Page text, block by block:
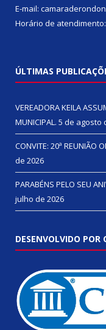
E-mail:
Horário de atendimento:
ÚLTIMAS
VEREADORA KEILA
MUNICIPAL. 5 de agosto
CONVITE: 20ª REUNIÃO
de 2026
PARABÉNS PELO SEU
julho de 2026
DESENVOLVIDO POR